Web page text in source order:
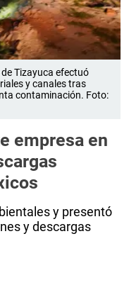
Tizayuca efectuó
y canales tras
contaminación. Foto:
empresa en
y presentó
y descargas